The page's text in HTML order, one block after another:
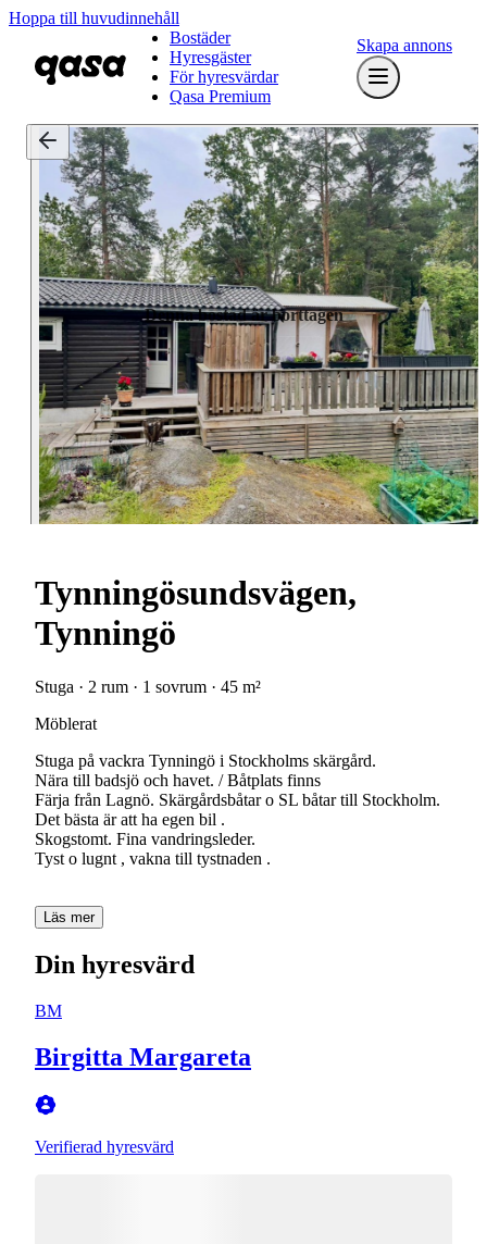
Hoppa till huvudinnehåll
Bostäder
Hyresgäster
För hyresvärdar
Qasa Premium
Skapa annons
Denna bostad är borttagen
Tynningösundsvägen,
Tynningö
Stuga · 2 rum · 1 sovrum · 45 m²
Möblerat
Stuga på vackra Tynningö i Stockholms skärgård.
Nära till badsjö och havet. / Båtplats finns
Färja från Lagnö. Skärgårdsbåtar o SL båtar till Stockholm.
Det bästa är att ha egen bil .
Skogstomt. Fina vandringsleder.
Tyst o lugnt , vakna till tystnaden .
Läs mer
Din hyresvärd
BM
Birgitta Margareta
Verifierad hyresvärd